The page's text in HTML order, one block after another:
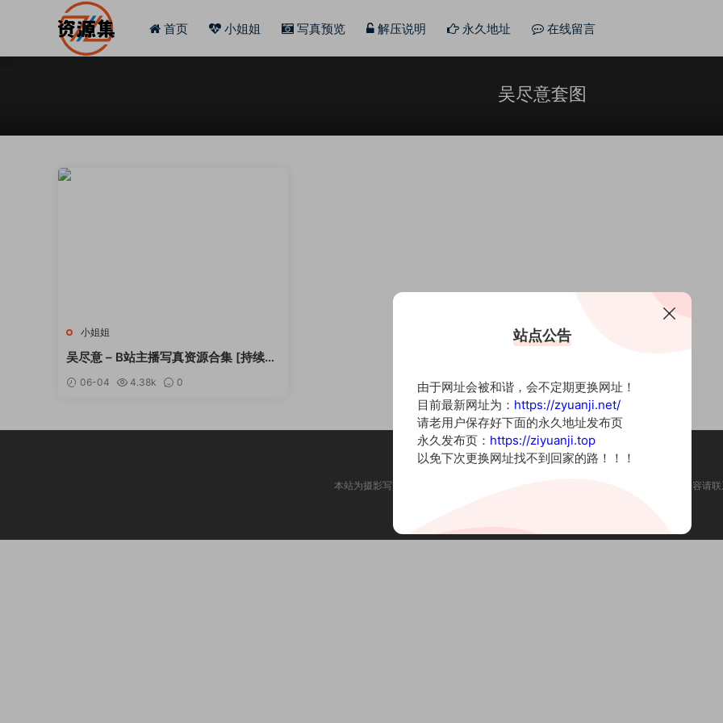
首页 小姐姐 写真预览 解压说明 永久地址 在线留言
吴尽意套图
小姐姐
吴尽意 – B站主播写真资源合集 [持续更
06-04 4.38k 0
本站为摄影写真图片网站，内容来自网络收集整理，仅作个人学习使用。如有违法内容请
站点公告
由于网址会被和谐，会不定期更换网址！
目前最新网址为： https://zyuanji.net/
请老用户保存好下面的永久地址发布页
永久发布页： https://ziyuanji.top
以免下次更换网址找不到回家的路！！！